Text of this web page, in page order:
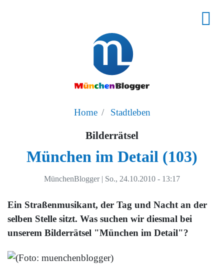
Home Stadtleben
Bilderrätsel
München im Detail (103)
MünchenBlogger | So., 24.10.2010 - 13:17
Ein Straßenmusikant, der Tag und Nacht an der
selben Stelle sitzt. Was suchen wir diesmal bei
unserem Bilderrätsel "München im Detail"?